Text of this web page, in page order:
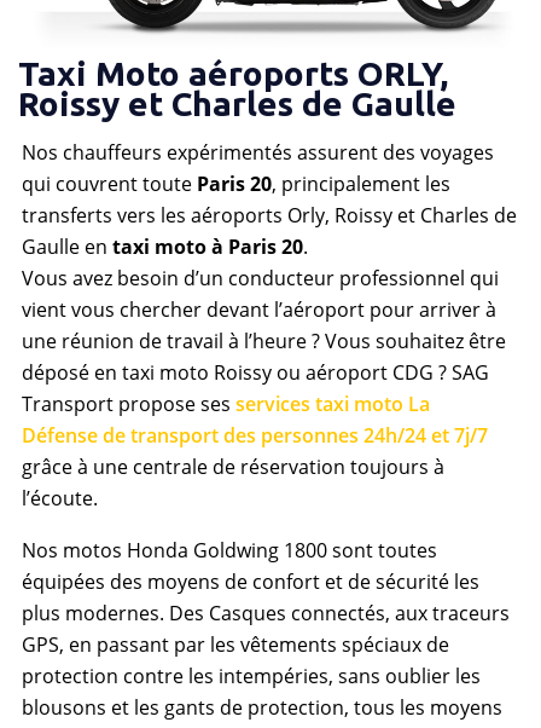
Taxi Moto aéroports ORLY,
Roissy et Charles de Gaulle
Nos chauffeurs expérimentés assurent des voyages
qui couvrent toute Paris 20, principalement les
transferts vers les aéroports Orly, Roissy et Charles de
Gaulle en taxi moto à Paris 20.
Vous avez besoin d’un conducteur professionnel qui
vient vous chercher devant l’aéroport pour arriver à
une réunion de travail à l’heure ? Vous souhaitez être
déposé en taxi moto Roissy ou aéroport CDG ? SAG
Transport propose ses services taxi moto La
Défensede transport des personnes 24h/24 et 7j/7
grâce à une centrale de réservation toujours à
l’écoute.
Nos motos Honda Goldwing 1800 sont toutes
équipées des moyens de confort et de sécurité les
plus modernes. Des Casques connectés, aux traceurs
GPS, en passant par les vêtements spéciaux de
protection contre les intempéries, sans oublier les
blousons et les gants de protection, tous les moyens